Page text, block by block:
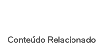
Conteúdo Relacionado